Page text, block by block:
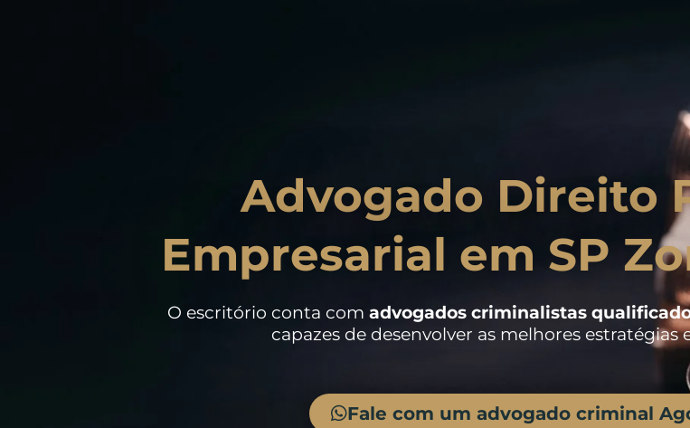
Advogado Direito
Empresarial em SP
O escritório conta comadvogados criminalistas
capazes de desenvolver as melhores estratégias
Fale com um advogado criminal